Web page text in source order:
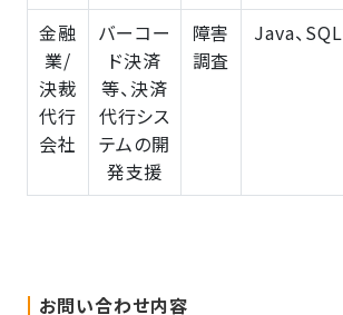
金融
業/
決裁
代行
会社
バーコー
ド決済
等、決済
代行シス
テムの開
発支援
障害
調査
Java、SQL
お問い合わせ内容